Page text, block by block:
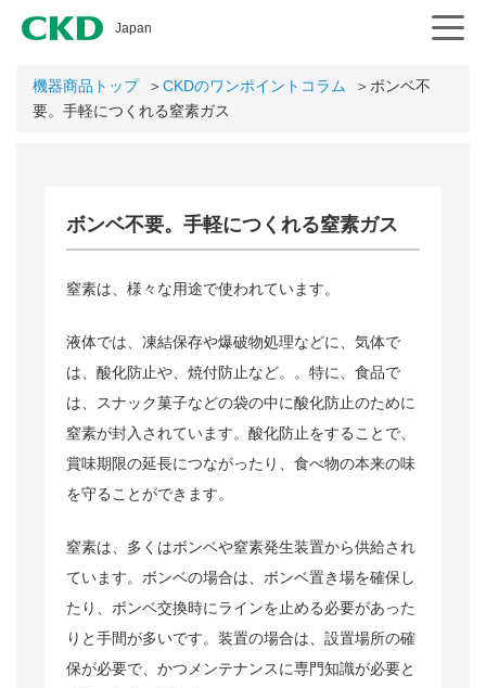
CKD
Japan
機器商品トップ ＞CKDのワンポイントコラム
＞ボンベ不
要。手軽につくれる窒素ガス
ボンベ不要。手軽につくれる窒素ガス
窒素は、様々な用途で使われています。
液体では、凍結保存や爆破物処理などに、気体で
は、酸化防止や、焼付防止など。。特に、食品で
は、スナック菓子などの袋の中に酸化防止のために
窒素が封入されています。酸化防止をすることで、
賞味期限の延長につながったり、食べ物の本来の味
を守ることができます。
窒素は、多くはボンベや窒素発生装置から供給され
ています。ボンベの場合は、ボンベ置き場を確保し
たり、ボンベ交換時にラインを止める必要があった
りと手間が多いです。装置の場合は、設置場所の確
保が必要で、かつメンテナンスに専門知識が必要と